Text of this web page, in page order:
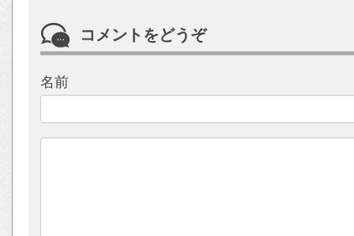
コメントをどうぞ
名前